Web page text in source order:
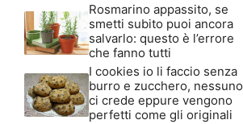
Rosmarino appassito, se
smetti subito puoi ancora
salvarlo: questo è l’errore
che fanno tutti
I cookies io li faccio senza
burro e zucchero, nessuno
ci crede eppure vengono
perfetti come gli originali